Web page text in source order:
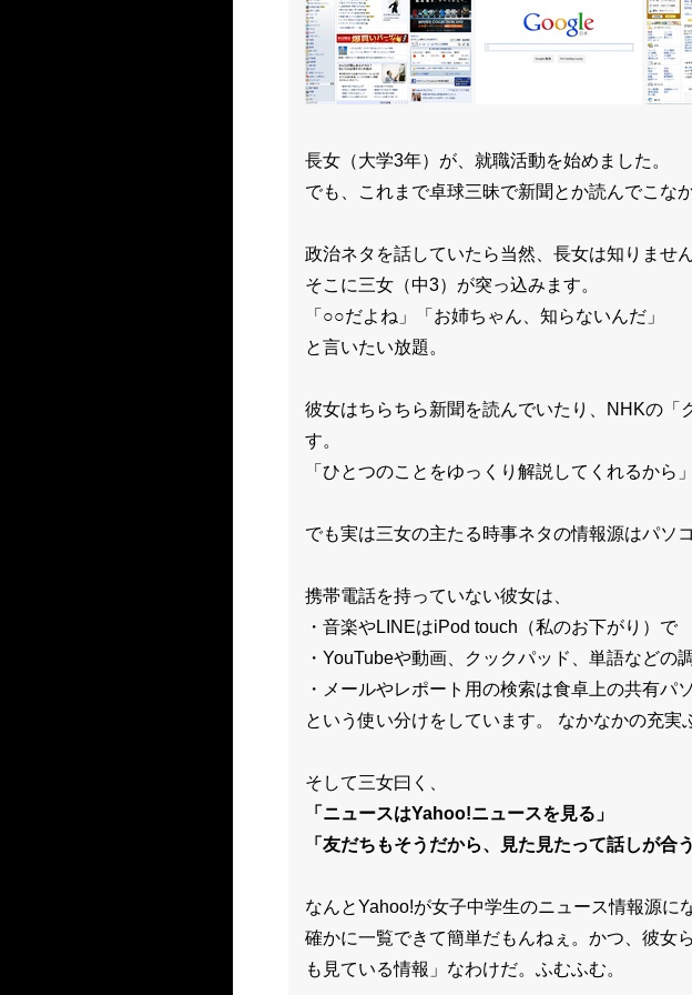
長女（大学3年）が、就職活動を始めました。
でも、これまで卓球三昧で新聞とか読んでこな
政治ネタを話していたら当然、長女は知りませ
そこに三女（中3）が突っ込みます。
「○○だよね」「お姉ちゃん、知らないんだ」
と言いたい放題。
彼女はちらちら新聞を読んでいたり、NHKの
す。
「ひとつのことをゆっくり解説してくれるから
でも実は三女の主たる時事ネタの情報源はパソ
携帯電話を持っていない彼女は、
・音楽やLINEはiPod touch（私のお下がり）で
・YouTubeや動画、
クックパッド、単語などの
・メールやレポート用の検索は食卓上の共有パ
という使い分けをしています。 なかなかの充実
そして三女曰く、
「ニュースはYahoo!ニュースを見る」
「友だちもそうだから、見た見たって話しが合
なんとYahoo!が女子中学生のニュース情報源に
確かに一覧できて簡単だもんねぇ。かつ、彼女
も見ている情報」なわけだ。ふむふむ。